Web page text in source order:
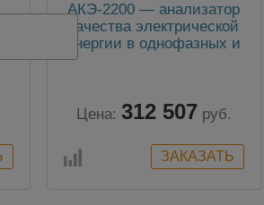
АКЭ-2200 — анализатор
качества электрической
энергии в однофазных и
Цена: 312 507 руб.